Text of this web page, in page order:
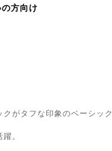
方向け
がタフな印象のベーシック
。